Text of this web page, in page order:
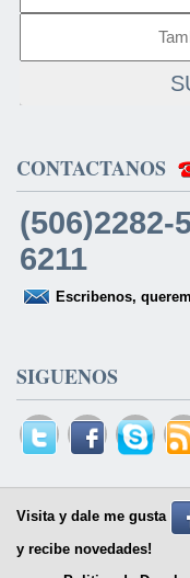
CONTACTANOS
(506)2282-
6211
Escribenos,
SIGUENOS
Visita y dale me gusta
y recibe novedades!